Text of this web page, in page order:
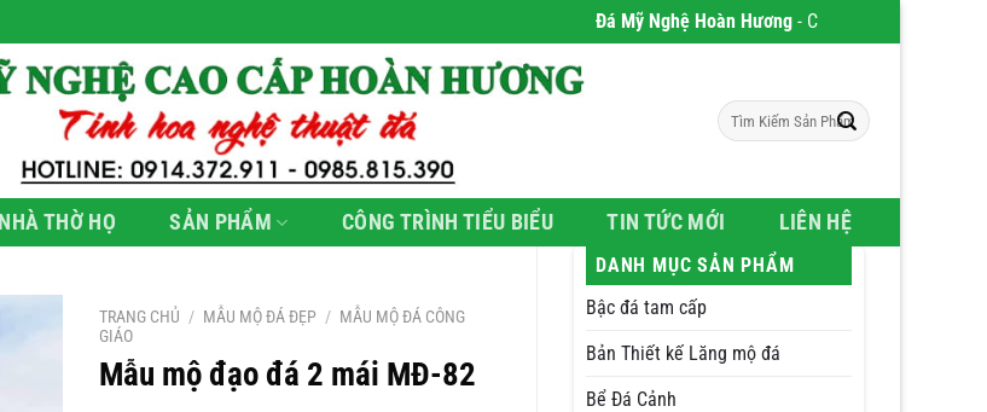
Đá Mỹ Nghệ Hoàn Hương- Chúng tôi chuyên phân
Tìm
kiếm:
NHÀ THỜ HỌ SẢN PHẨM CÔNG TRÌNH TIỂU BIỂU TIN TỨC MỚI LIÊN HỆ
DANH MỤC SẢN PHẨM
Bậc đá tam cấp
Bản Thiết kế Lăng mộ đá
Bể Đá Cảnh
TRANG CHỦ / MẪU MỘ ĐÁ ĐẸP / MẪU MỘ ĐÁ CÔNG
GIÁO
Mẫu mộ đạo đá 2 mái MĐ-82